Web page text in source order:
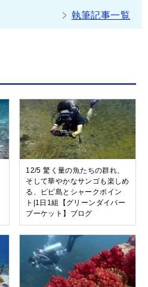
執筆記事一覧
12/5 驚く量の魚たちの群れ、
そして華やかなサンゴも楽しめ
る、ピピ島とシャークポイン
ト|1日1組【グリーンダイバー
プーケット】ブログ